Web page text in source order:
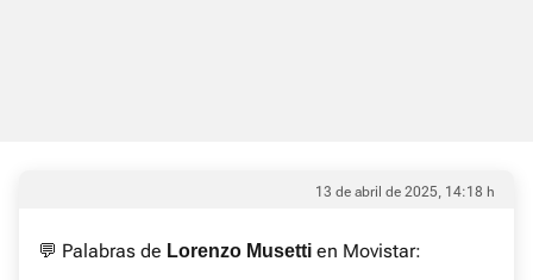
13 de abril de 2025, 14:18 h
💬 Palabras de Lorenzo Musetti en Movistar: